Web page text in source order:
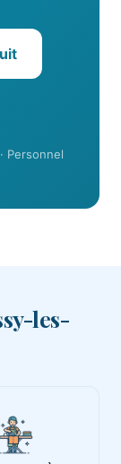
Personnel
les-